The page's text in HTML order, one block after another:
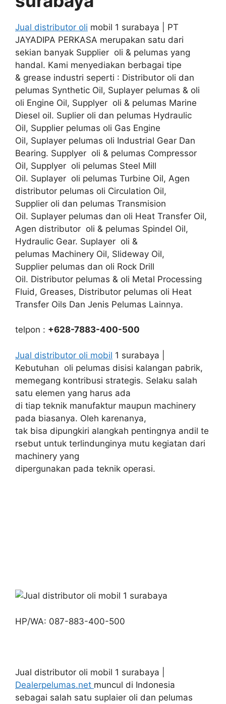
Jual distributor oli mobil 1 surabaya | PT
JAYADIPA PERKASA merupakan satu dari
sekian banyak Supplier oli & pelumas yang
handal. Kami menyediakan berbagai tipe
& grease industri seperti : Distributor oli dan
pelumas Synthetic Oil, Suplayer pelumas & oli
oli Engine Oil, Supplyer oli & pelumas Marine
Diesel oil. Suplier oli dan pelumas Hydraulic
Oil, Supplier pelumas oli Gas Engine
Oil, Suplayer pelumas oli Industrial Gear Dan
Bearing. Supplyer oli & pelumas Compressor
Oil, Supplyer oli pelumas Steel Mill
Oil. Suplayer oli pelumas Turbine Oil, Agen
distributor pelumas oli Circulation Oil,
Supplier oli dan pelumas Transmision
Oil. Suplayer pelumas dan oli Heat Transfer Oil,
Agen distributor oli & pelumas Spindel Oil,
Hydraulic Gear. Suplayer oli &
pelumas Machinery Oil, Slideway Oil,
Supplier pelumas dan oli Rock Drill
Oil. Distributor pelumas & oli Metal Processing
Fluid, Greases, Distributor pelumas oli Heat
Transfer Oils Dan Jenis Pelumas Lainnya.
telpon : +628-7883-400-500
Jual distributor oli mobil 1 surabaya |
Kebutuhan oli pelumas disisi kalangan pabrik,
memegang kontribusi strategis. Selaku salah
satu elemen yang harus ada
di tiap teknik manufaktur maupun machinery
pada biasanya. Oleh karenanya,
tak bisa dipungkiri alangkah pentingnya andil te
rsebut untuk terlindunginya mutu kegiatan dari
machinery yang
dipergunakan pada teknik operasi.
HP/WA: 087-883-400-500
Jual distributor oli mobil 1 surabaya |
Dealerpelumas.net muncul di Indonesia
sebagai salah satu suplaier oli dan pelumas